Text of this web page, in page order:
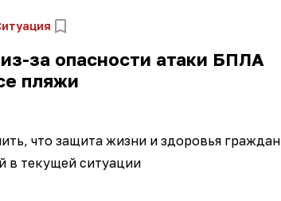
за опасности атаки БПЛА
пляжи
что защита жизни и здоровья граждан
в текущей ситуации